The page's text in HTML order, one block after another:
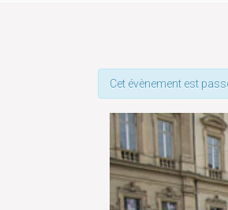
Cet évènement est